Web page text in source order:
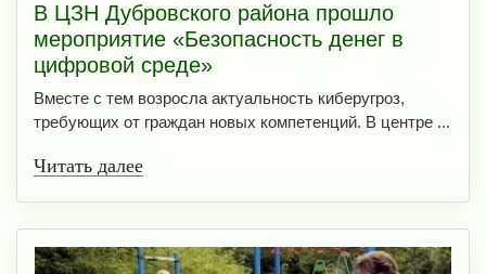
В ЦЗН Дубровского района прошло
мероприятие «Безопасность денег в
цифровой среде»
Вместе с тем возросла актуальность киберугроз,
требующих от граждан новых компетенций. В центре ...
Читать далее